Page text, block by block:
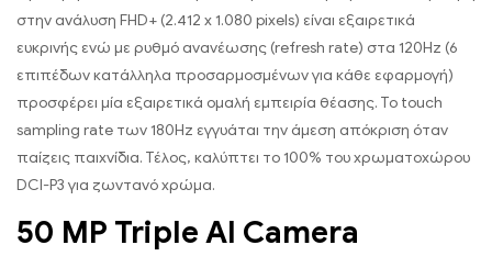
στην ανάλυση FHD+ (2.412 x 1.080 pixels) είναι εξαιρετικά
ευκρινής ενώ με ρυθμό ανανέωσης (refresh rate) στα 120Hz (6
επιπέδων κατάλληλα προσαρμοσμένων για κάθε εφαρμογή)
προσφέρει μία εξαιρετικά ομαλή εμπειρία θέασης. Το touch
sampling rate των 180Hz εγγυάται την άμεση απόκριση όταν
παίζεις παιχνίδια. Τέλος, καλύπτει το 100% του χρωματοχώρου
DCI-P3 για ζωντανό χρώμα.
50 MP Triple AI Camera